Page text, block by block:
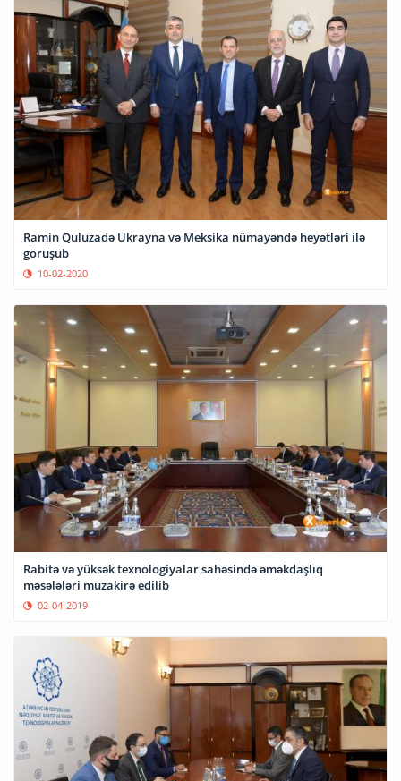
Ramin Quluzadə Ukrayna və Meksika nümayəndə heyətləri ilə
görüşüb
10-02-2020
Rabitə və yüksək texnologiyalar sahəsində əməkdaşlıq
məsələləri müzakirə edilib
02-04-2019